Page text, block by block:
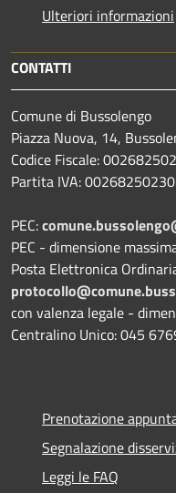
Ulteriori informazioni
CONTATTI
Comune di Bussolengo
Piazza Nuova, 14,
Codice Fiscale:
Partita IVA: 00268250230
PEC:
PEC - dimensione
Posta Elettronica
con valenza legale -
Centralino Unico: 045
Prenotazione
Segnalazione
Leggi le FAQ